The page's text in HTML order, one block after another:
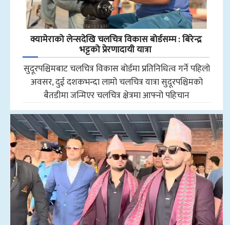
क्यामेराको लेन्सदेखि चलचित्र विकास बोर्डसम्म : बिरेन्द्र
भट्टको प्रेरणादायी यात्रा
सुदूरपश्चिमबाट चलचित्र विकास बोर्डमा प्रतिनिधित्व गर्ने पहिलो
अवसर, दुई दशकभन्दा लामो चलचित्र यात्रा सुदूरपश्चिमको
बैतडीमा जन्मिएर चलचित्र क्षेत्रमा आफ्नो पहिचान